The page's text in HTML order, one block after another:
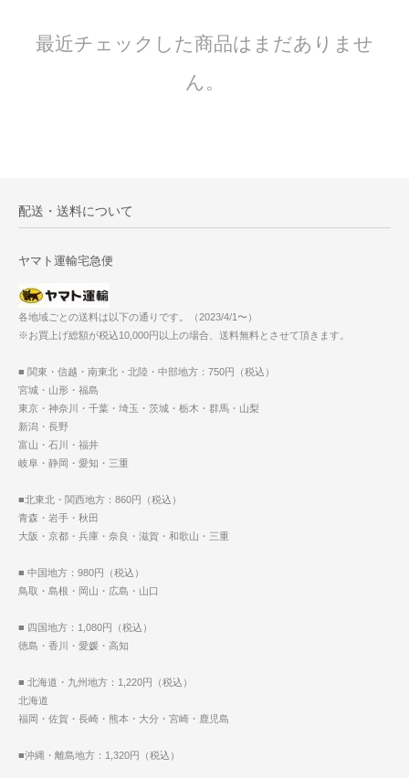
最近チェックした商品はまだありませ
ん。
配送・送料について
ヤマト運輸宅急便
各地域ごとの送料は以下の通りです。（2023/4/1〜）
※お買上げ総額が税込10,000円以上の場合、送料無料とさせて頂きます。
■ 関東・信越・南東北・北陸・中部地方：750円（税込）
宮城・山形・福島
東京・神奈川・千葉・埼玉・茨城・栃木・群馬・山梨
新潟・長野
富山・石川・福井
岐阜・静岡・愛知・三重
■北東北・関西地方：860円（税込）
青森・岩手・秋田
大阪・京都・兵庫・奈良・滋賀・和歌山・三重
■ 中国地方：980円（税込）
鳥取・島根・岡山・広島・山口
■ 四国地方：1,080円（税込）
徳島・香川・愛媛・高知
■ 北海道・九州地方：1,220円（税込）
北海道
福岡・佐賀・長崎・熊本・大分・宮崎・鹿児島
■沖縄・離島地方：1,320円（税込）